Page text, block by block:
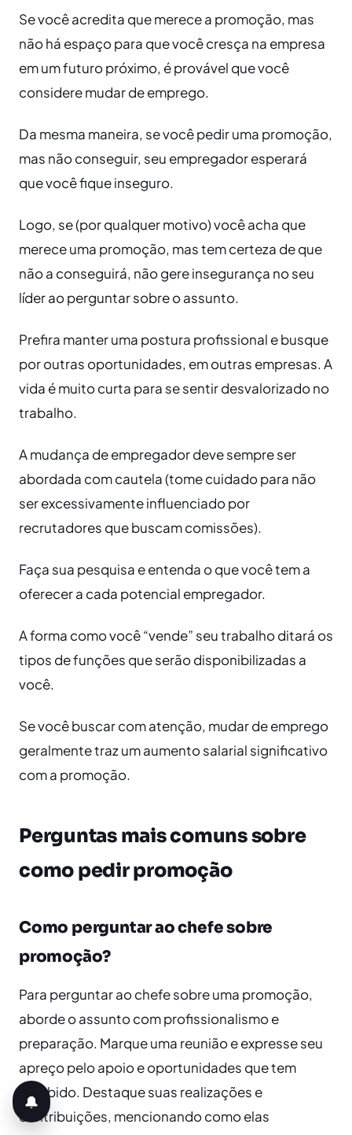
Se você acredita que merece a promoção, mas
não há espaço para que você cresça na empresa
em um futuro próximo, é provável que você
considere mudar de emprego.
Da mesma maneira, se você pedir uma promoção,
mas não conseguir, seu empregador esperará
que você fique inseguro.
Logo, se (por qualquer motivo) você acha que
merece uma promoção, mas tem certeza de que
não a conseguirá, não gere insegurança no seu
líder ao perguntar sobre o assunto.
Prefira manter uma postura profissional e busque
por outras oportunidades, em outras empresas. A
vida é muito curta para se sentir desvalorizado no
trabalho.
A mudança de empregador deve sempre ser
abordada com cautela (tome cuidado para não
ser excessivamente influenciado por
recrutadores que buscam comissões).
Faça sua pesquisa e entenda o que você tem a
oferecer a cada potencial empregador.
A forma como você “vende” seu trabalho ditará os
tipos de funções que serão disponibilizadas a
você.
Se você buscar com atenção, mudar de emprego
geralmente traz um aumento salarial significativo
com a promoção.
Perguntas mais comuns sobre
como pedir promoção
Como perguntar ao chefe sobre
promoção?
Para perguntar ao chefe sobre uma promoção,
aborde o assunto com profissionalismo e
preparação. Marque uma reunião e expresse seu
apreço pelo apoio e oportunidades que tem
recebido. Destaque suas realizações e
contribuições, mencionando como elas
🔔